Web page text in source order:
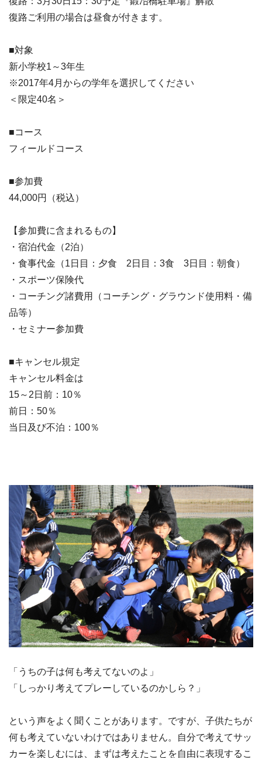
復路ご利用の場合は昼食が付きます。
■対象
新小学校1～3年生
※2017年4月からの学年を選択してください
＜限定40名＞
■コース
フィールドコース
■参加費
44,000円（税込）
【参加費に含まれるもの】
・宿泊代金（2泊）
・食事代金（1日目：夕食 2日目：3食 3日目：朝食）
・スポーツ保険代
・コーチング諸費用（コーチング・グラウンド使用料・備
品等）
・セミナー参加費
■キャンセル規定
キャンセル料金は
15～2日前：10％
前日：50％
当日及び不泊：100％
「うちの子は何も考えてないのよ」
「しっかり考えてプレーしているのかしら？」
という声をよく聞くことがあります。ですが、子供たちが
何も考えていないわけではありません。自分で考えてサッ
カーを楽しむには、まずは考えたことを自由に表現するこ